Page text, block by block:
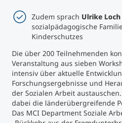
Zudem sprach Ulrike Loch
sozialpädagogische
Kinderschutzes
Die über 200 Teilnehmenden
Veranstaltung aus sieben
intensiv über aktuelle
Forschungsergebnisse und
der Sozialen Arbeit
dabei die länderübergreifende
Das MCI Department Soziale